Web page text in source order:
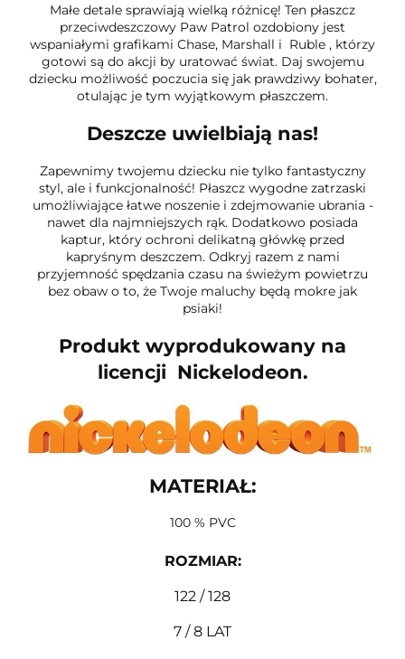
Małe detale sprawiają wielką różnicę! Ten płaszcz
przeciwdeszczowy Paw Patrol ozdobiony jest
wspaniałymi grafikami Chase, Marshall i Ruble , którzy
gotowi są do akcji by uratować świat. Daj swojemu
dziecku możliwość poczucia się jak prawdziwy bohater,
otulając je tym wyjątkowym płaszczem.
Deszcze uwielbiają nas!
Zapewnimy twojemu dziecku nie tylko fantastyczny
styl, ale i funkcjonalność! Płaszcz wygodne zatrzaski
umożliwiające łatwe noszenie i zdejmowanie ubrania -
nawet dla najmniejszych rąk. Dodatkowo posiada
kaptur, który ochroni delikatną główkę przed
kapryśnym deszczem. Odkryj razem z nami
przyjemność spędzania czasu na świeżym powietrzu
bez obaw o to, że Twoje maluchy będą mokre jak
psiaki!
Produkt wyprodukowany na
licencji Nickelodeon.
MATERIAŁ:
100 % PVC
ROZMIAR:
122 / 128
7 / 8 LAT